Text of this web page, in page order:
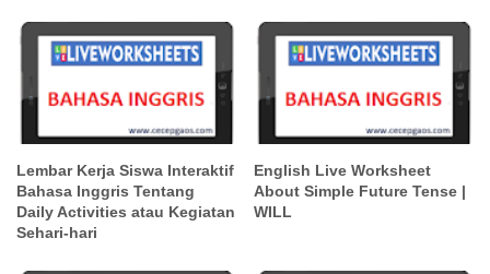
Lembar Kerja Siswa Interaktif
Bahasa Inggris Tentang
Daily Activities atau Kegiatan
Sehari-hari
English Live Worksheet
About Simple Future Tense |
WILL